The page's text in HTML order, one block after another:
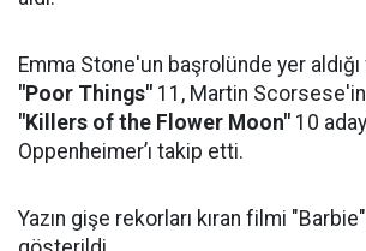
Emma Stone'un başrolünde yer
"Poor Things" 11, Martin Scorsese'in
"Killers of the Flower Moon" 10
Oppenheimer’ı takip etti.
Yazın gişe rekorları kıran filmi